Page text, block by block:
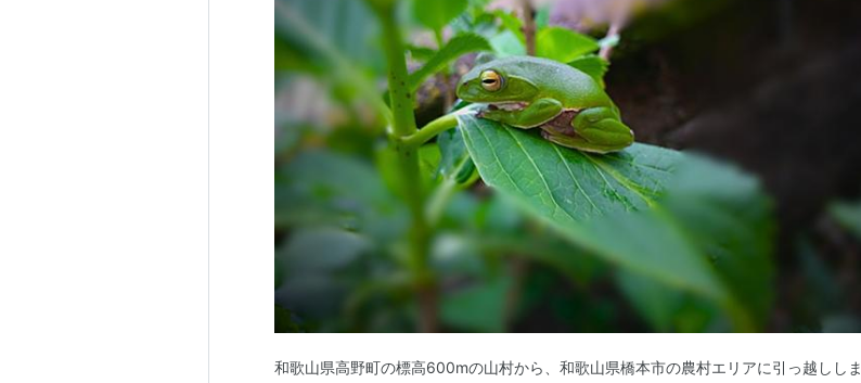
和歌山県高野町の標高600mの山村から、和歌山県橋本市の農村エリアに引っ越ししま